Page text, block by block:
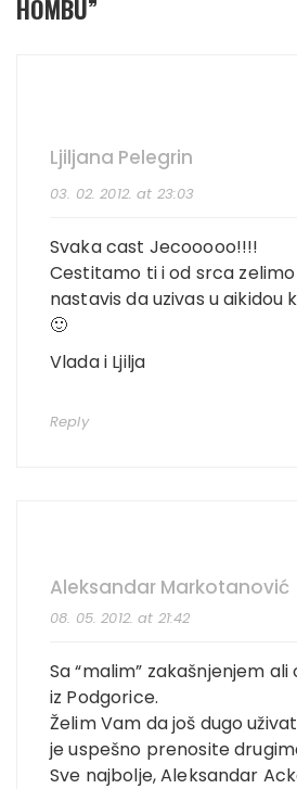
HOMBU”
Ljiljana Pelegrin
03. 02. 2012. at 23:03
Svaka cast Jecooooo!!!!
Cestitamo ti i od srca
nastavis da uzivas u aikidou
🙂
Vlada i Ljilja
Reply
Aleksandar Markotanović
08. 05. 2012. at 21:42
Sa “malim” zakašnjenjem
iz Podgorice.
Želim Vam da još dugo
je uspešno prenosite
Sve najbolje, Aleksandar